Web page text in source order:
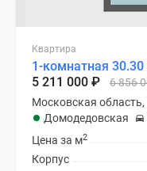
Квартира
1-комнатная
5 211 000 ₽ 6 856
Московская
Домодедовская
Цена за м2
Корпус